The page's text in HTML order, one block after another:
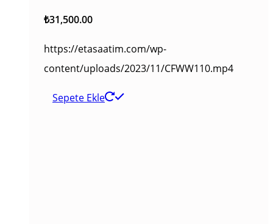
₺31,500.00
https://etasaatim.com/wp-
content/uploads/2023/11/CFWW110.mp4
Sepete Ekle